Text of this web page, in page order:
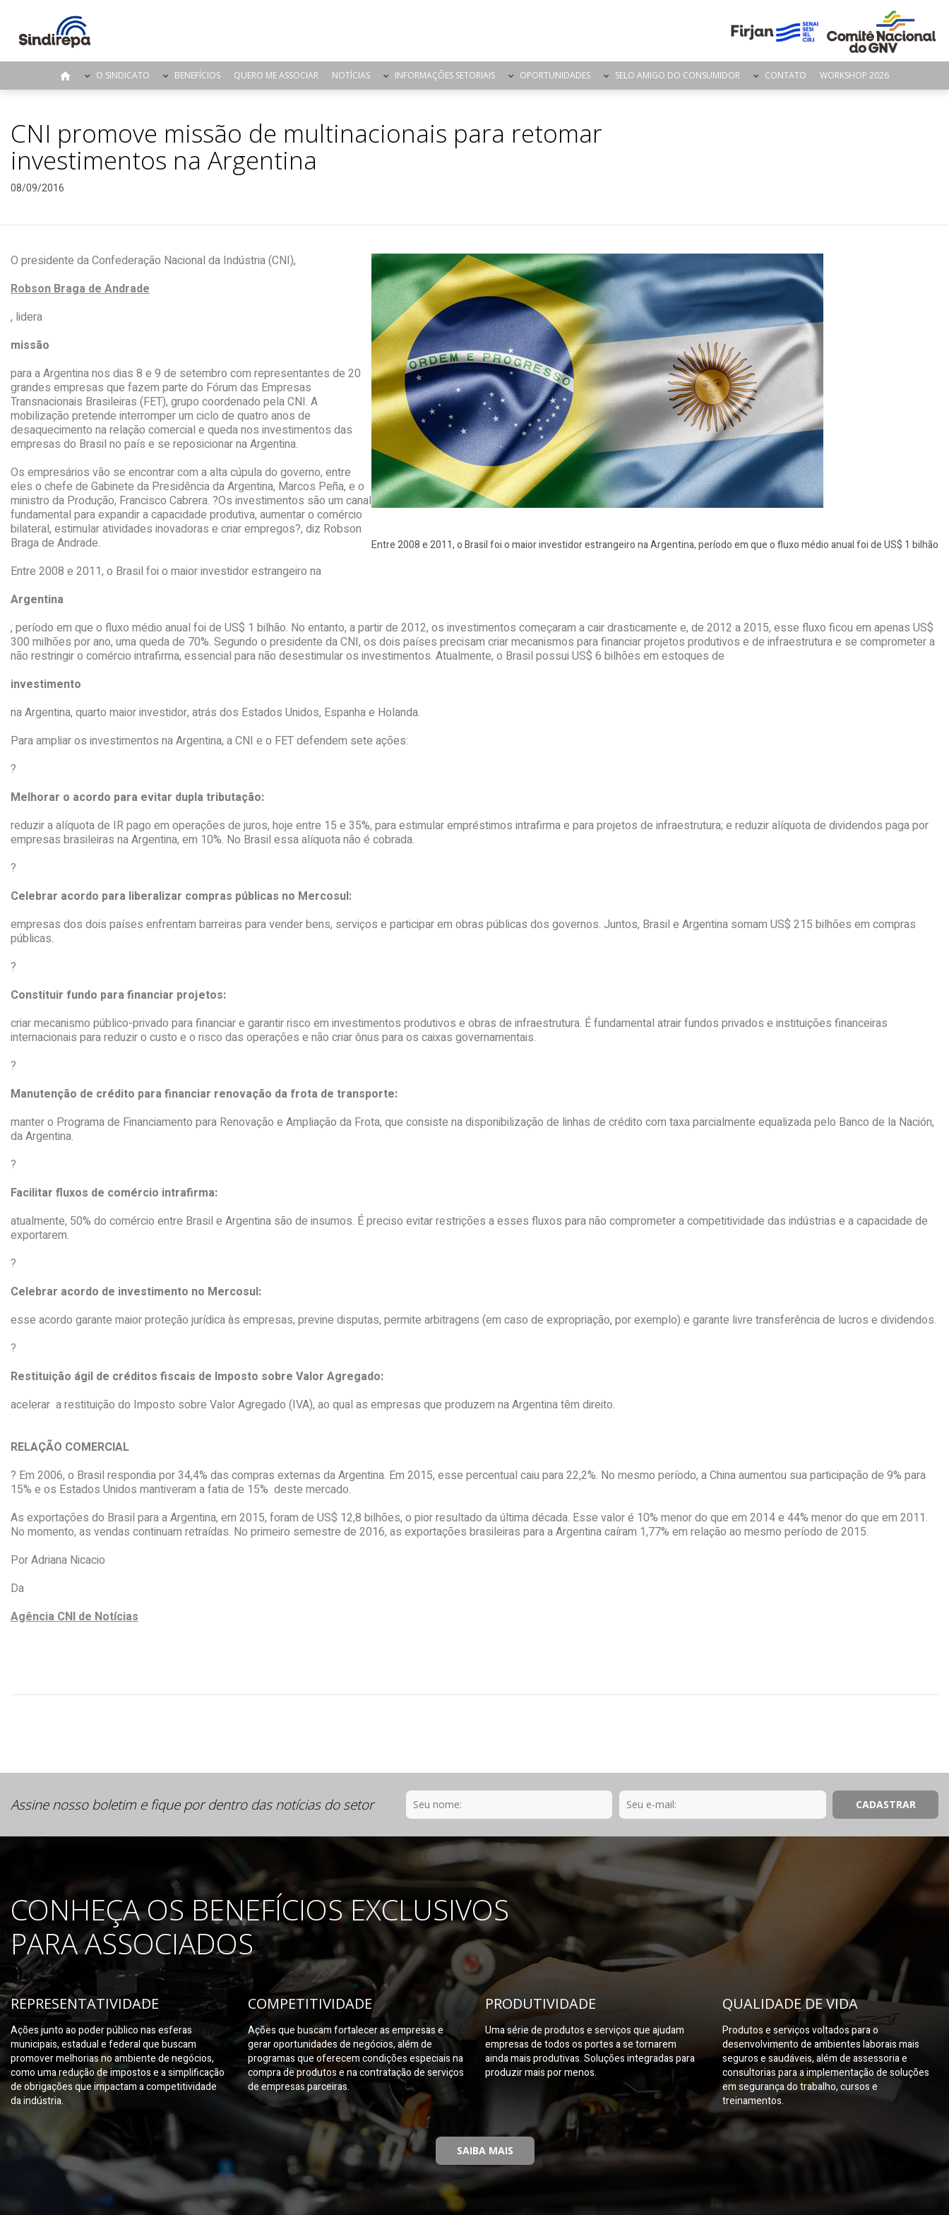
O SINDICATO BENEFÍCIOS QUERO ME ASSOCIAR NOTÍCIAS INFORMAÇÕES SETORIAIS OPORTUNIDADES SELO AMIGO DO CONSUMIDOR CONTATO WORKSHOP 2026
CNI promove missão de multinacionais para retomar
investimentos na Argentina
08/09/2016
Entre 2008 e 2011, o Brasil foi o maior investidor estrangeiro na Argentina, período em que o fluxo médio anual foi de US$ 1 bilhão
O presidente da Confederação Nacional da Indústria (CNI),
Robson Braga de Andrade
, lidera
missão
para a Argentina nos dias 8 e 9 de setembro com representantes de 20
grandes empresas que fazem parte do Fórum das Empresas
Transnacionais Brasileiras (FET), grupo coordenado pela CNI. A
mobilização pretende interromper um ciclo de quatro anos de
desaquecimento na relação comercial e queda nos investimentos das
empresas do Brasil no país e se reposicionar na Argentina.
Os empresários vão se encontrar com a alta cúpula do governo, entre
eles o chefe de Gabinete da Presidência da Argentina, Marcos Peña, e o
ministro da Produção, Francisco Cabrera. ?Os investimentos são um canal
fundamental para expandir a capacidade produtiva, aumentar o comércio
bilateral, estimular atividades inovadoras e criar empregos?, diz Robson
Braga de Andrade.
Entre 2008 e 2011, o Brasil foi o maior investidor estrangeiro na
Argentina
, período em que o fluxo médio anual foi de US$ 1 bilhão. No entanto, a partir de 2012, os investimentos começaram a cair drasticamente e, de 2012 a 2015, esse fluxo ficou em apenas US$
300 milhões por ano, uma queda de 70%. Segundo o presidente da CNI, os dois países precisam criar mecanismos para financiar projetos produtivos e de infraestrutura e se comprometer a
não restringir o comércio intrafirma, essencial para não desestimular os investimentos. Atualmente, o Brasil possui US$ 6 bilhões em estoques de
investimento
na Argentina, quarto maior investidor, atrás dos Estados Unidos, Espanha e Holanda.
Para ampliar os investimentos na Argentina, a CNI e o FET defendem sete ações:
?
Melhorar o acordo para evitar dupla tributação:
reduzir a alíquota de IR pago em operações de juros, hoje entre 15 e 35%, para estimular empréstimos intrafirma e para projetos de infraestrutura; e reduzir alíquota de dividendos paga por
empresas brasileiras na Argentina, em 10%. No Brasil essa alíquota não é cobrada.
?
Celebrar acordo para liberalizar compras públicas no Mercosul:
empresas dos dois países enfrentam barreiras para vender bens, serviços e participar em obras públicas dos governos. Juntos, Brasil e Argentina somam US$ 215 bilhões em compras
públicas.
?
Constituir fundo para financiar projetos:
criar mecanismo público-privado para financiar e garantir risco em investimentos produtivos e obras de infraestrutura. É fundamental atrair fundos privados e instituições financeiras
internacionais para reduzir o custo e o risco das operações e não criar ônus para os caixas governamentais.
?
Manutenção de crédito para financiar renovação da frota de transporte:
manter o Programa de Financiamento para Renovação e Ampliação da Frota, que consiste na disponibilização de linhas de crédito com taxa parcialmente equalizada pelo Banco de la Nación,
da Argentina.
?
Facilitar fluxos de comércio intrafirma:
atualmente, 50% do comércio entre Brasil e Argentina são de insumos. É preciso evitar restrições a esses fluxos para não comprometer a competitividade das indústrias e a capacidade de
exportarem.
?
Celebrar acordo de investimento no Mercosul:
esse acordo garante maior proteção jurídica às empresas, previne disputas, permite arbitragens (em caso de expropriação, por exemplo) e garante livre transferência de lucros e dividendos.
?
Restituição ágil de créditos fiscais de Imposto sobre Valor Agregado:
acelerar a restituição do Imposto sobre Valor Agregado (IVA), ao qual as empresas que produzem na Argentina têm direito.
RELAÇÃO COMERCIAL
? Em 2006, o Brasil respondia por 34,4% das compras externas da Argentina. Em 2015, esse percentual caiu para 22,2%. No mesmo período, a China aumentou sua participação de 9% para
15% e os Estados Unidos mantiveram a fatia de 15% deste mercado.
As exportações do Brasil para a Argentina, em 2015, foram de US$ 12,8 bilhões, o pior resultado da última década. Esse valor é 10% menor do que em 2014 e 44% menor do que em 2011.
No momento, as vendas continuam retraídas. No primeiro semestre de 2016, as exportações brasileiras para a Argentina caíram 1,77% em relação ao mesmo período de 2015.
Por Adriana Nicacio
Da
Agência CNI de Notícias
Assine nosso boletim e fique por dentro das notícias do setor
CONHEÇA OS BENEFÍCIOS EXCLUSIVOS
PARA ASSOCIADOS
REPRESENTATIVIDADE
Ações junto ao poder público nas esferas
municipais, estadual e federal que buscam
promover melhorias no ambiente de negócios,
como uma redução de impostos e a simplificação
de obrigações que impactam a competitividade
da indústria.
COMPETITIVIDADE
Ações que buscam fortalecer as empresas e
gerar oportunidades de negócios, além de
programas que oferecem condições especiais na
compra de produtos e na contratação de serviços
de empresas parceiras.
PRODUTIVIDADE
Uma série de produtos e serviços que ajudam
empresas de todos os portes a se tornarem
ainda mais produtivas. Soluções integradas para
produzir mais por menos.
QUALIDADE DE VIDA
Produtos e serviços voltados para o
desenvolvimento de ambientes laborais mais
seguros e saudáveis, além de assessoria e
consultorias para a implementação de soluções
em segurança do trabalho, cursos e
treinamentos.
SAIBA MAIS